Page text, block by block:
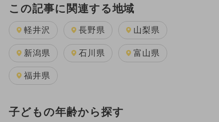
この記事に関連する地域
軽井沢 長野県 山梨県
新潟県 石川県 富山県
福井県
子どもの年齢から探す